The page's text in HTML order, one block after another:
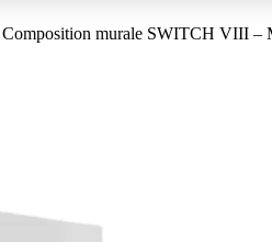
Composition murale SWITCH VIII –